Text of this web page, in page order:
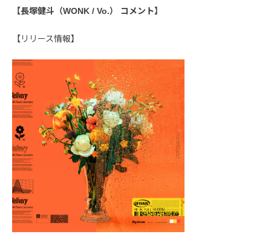
【長塚健斗（WONK / Vo.） コメント】
【リリース情報】